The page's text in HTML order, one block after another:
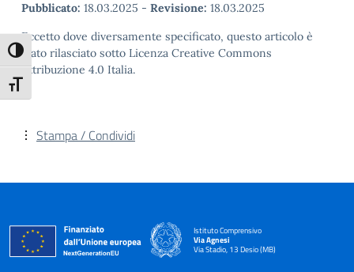
Attiva/disattiva alto contrasto
Attiva/disattiva dimensione testo
Pubblicato: 18.03.2025 - Revisione: 18.03.2025
Eccetto dove diversamente specificato, questo articolo è
stato rilasciato sotto Licenza Creative Commons
Attribuzione 4.0 Italia.
Stampa / Condividi
Istituto Comprensivo
Via Agnesi
Via Stadio, 13 Desio (MB)
— Visita la pagina iniziale della scuola